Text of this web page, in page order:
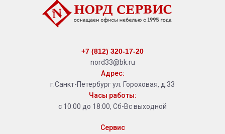
+7 (812) 320-17-20
nord33@bk.ru
Адрес:
г.Санкт-Петербург ул. Гороховая, д.33
Часы работы:
с 10:00 до 18:00, Сб-Вс выходной
Сервис